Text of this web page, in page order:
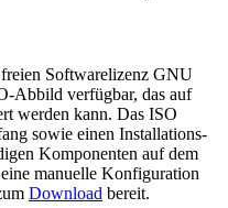
Softwarelizenz GNU
Abbild verfügbar, das auf
werden kann. Das ISO
sowie einen Installations-
Komponenten auf dem
manuelle Konfiguration
Download bereit.